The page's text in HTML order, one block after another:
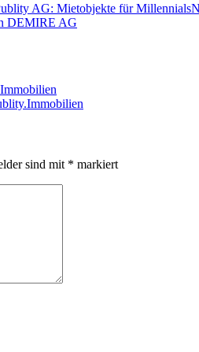
sind mit * markiert